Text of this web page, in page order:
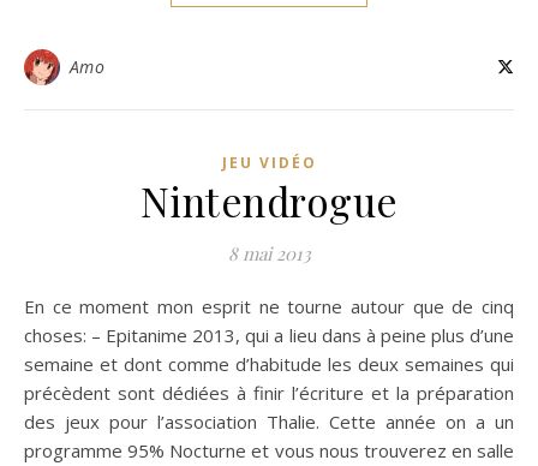
Amo
JEU VIDÉO
Nintendrogue
8 mai 2013
En ce moment mon esprit ne tourne autour que de cinq
choses: – Epitanime 2013, qui a lieu dans à peine plus d’une
semaine et dont comme d’habitude les deux semaines qui
précèdent sont dédiées à finir l’écriture et la préparation
des jeux pour l’association Thalie. Cette année on a un
programme 95% Nocturne et vous nous trouverez en salle